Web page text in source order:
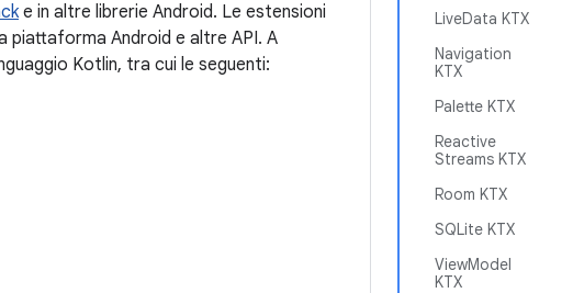
LiveData KTX
Navigation
KTX
Palette KTX
Reactive
Streams KTX
Room KTX
SQLite KTX
ViewModel
KTX
e in altre librerie Android. Le estensioni
piattaforma Android e altre API. A
Kotlin, tra cui le seguenti: